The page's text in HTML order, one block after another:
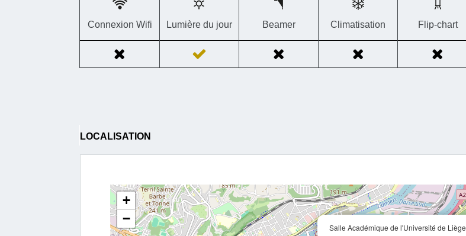
Connexion Wifi Lumière du jour Beamer Climatisation Flip-chart
LOCALISATION
Salle Académique de l'Université de Liège
+
−